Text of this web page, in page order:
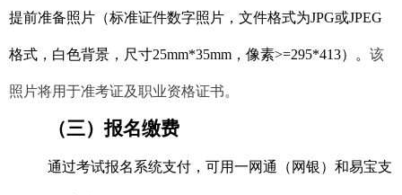
提前准备照片（标准证件数字照片，文件格式为JPG或JPEG
格式，白色背景，尺寸25mm*35mm，像素>=295*413）。 该
照片将用于准考证及职业资格证书。
（三）报名缴费
通过考试报名系统支付，可用一网通（网银）和易宝支